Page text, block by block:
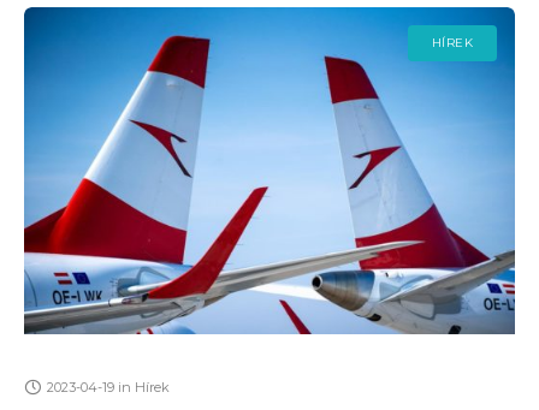
HÍREK
2023-04-19 in Hírek